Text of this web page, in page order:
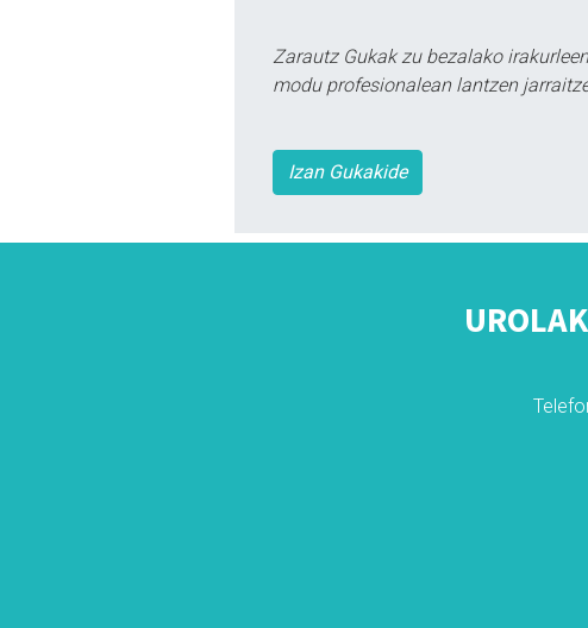
Zarautz Gukak zu bezalako
modu profesionalean lantzen
Izan Gukakide